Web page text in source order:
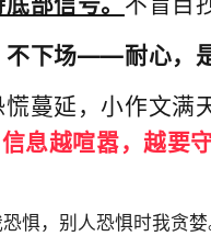
下场——耐心，
蔓延，小作文满
信息越喧嚣，越要
恐惧，别人恐惧时我贪